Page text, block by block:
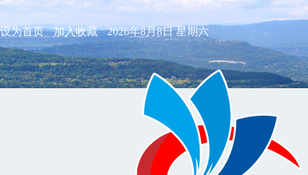
设为首页 加入收藏 2026年8月8日 星期六